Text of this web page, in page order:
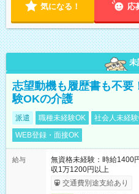
気になる！ 応
未
志望動機も履歴書も不要
験OKの介護
派遣 職種未経験OK 社会人未経
WEB登録・面接OK
給与
無資格未経験：時給
収1万1200円以上
交通費別途支給あり